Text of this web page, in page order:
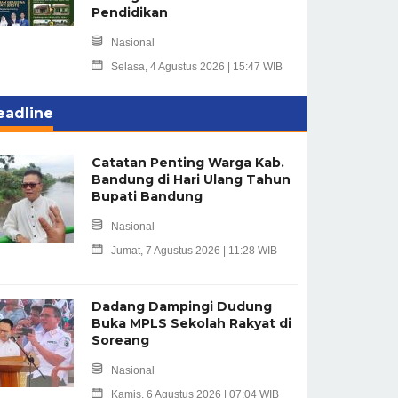
Pendidikan
Nasional
Selasa, 4 Agustus 2026 | 15:47 WIB
Catatan Penting Warga Kab.
Bandung di Hari Ulang Tahun
Bupati Bandung
Nasional
Jumat, 7 Agustus 2026 | 11:28 WIB
Dadang Dampingi Dudung
Buka MPLS Sekolah Rakyat di
Soreang
Nasional
Kamis, 6 Agustus 2026 | 07:04 WIB